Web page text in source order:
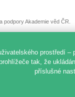
podpory Akademie věd ČR.
prostředí
tak, že
příslušné